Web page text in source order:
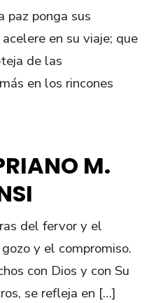
paz ponga sus
en su viaje; que
de las
en los rincones
M.
del fervor y el
y el compromiso.
con Dios y con Su
se refleja en […]